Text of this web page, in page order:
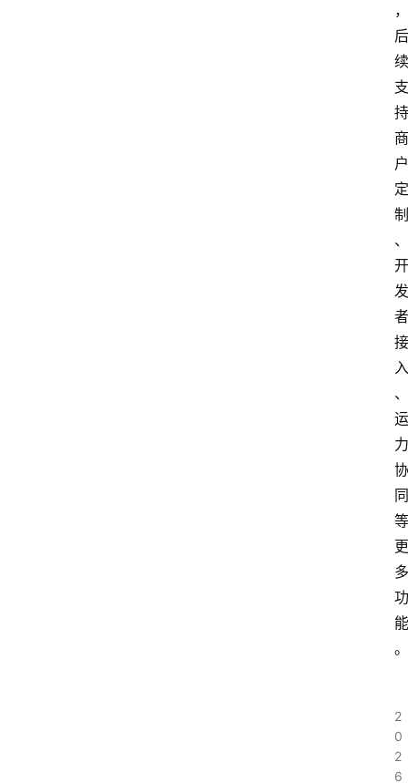
，
后
续
支
持
商
户
定
制
、
开
发
者
接
入
、
运
力
协
同
等
更
多
功
能
。
2
0
2
6